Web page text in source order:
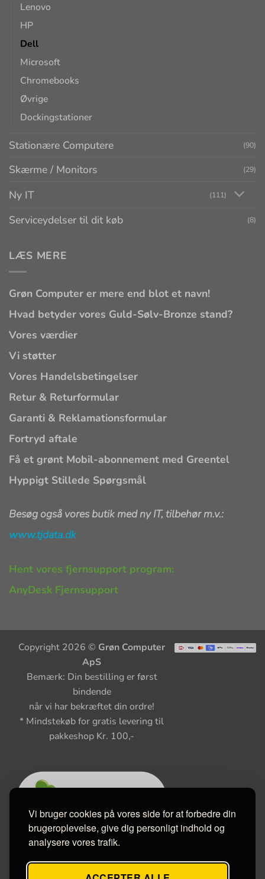
Vi bruger cookies på vores side for at forbedre din
brugeroplevelse, give dig personligt indhold og
analysere vores trafik.
Lenovo
HP
Dell
Microsoft
Chromebooks
Øvrige
Dockingstationer
Stationære Computere (90)
Skærme / Monitors (29)
Ny IT (111)
Serviceydelser til dit køb (8)
LÆS MERE
Grøn Computer er mere end blot et navn!
Hvad betyder vores Guld-Sølv-Bronze stand?
Vores værdier
Vi støtter
Vores Handelsbetingelser
Retur & Returformular
Garanti & Reklamationsformular
Fortryd aftale
Få et grønt Mobil-abonnement med Greentel
Hyppigt Stillede Spørgsmål
Besøg også vores butik med ny IT, tilbehør m.v.:
www.tjdata.dk
Hent vores fjernsupport program:
AnyDesk Fjernsupport
Copyright 2026 © Grøn Computer
ApS
Bemærk: Din bestilling er først
bindende
når vi har bekræftet din ordre!
* Mindstekøb for gratis levering til
pakkeshop Kr. 100,-